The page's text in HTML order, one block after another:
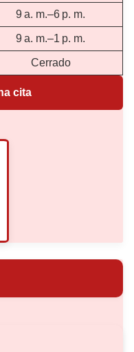
9 a. m.–6 p. m.
9 a. m.–1 p. m.
Cerrado
cita